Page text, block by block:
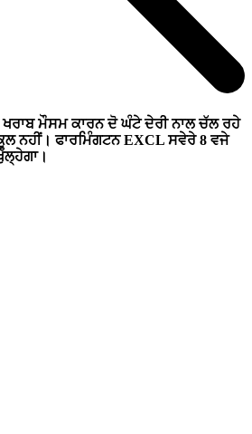
ਮੌਸਮ ਕਾਰਨ ਦੋ ਘੰਟੇ ਦੇਰੀ ਨਾਲ ਚੱਲ ਰਹੇ
ਨਹੀਂ। ਫਾਰਮਿੰਗਟਨ EXCL ਸਵੇਰੇ 8 ਵਜੇ